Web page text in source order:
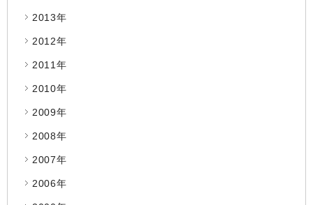
2013年
2012年
2011年
2010年
2009年
2008年
2007年
2006年